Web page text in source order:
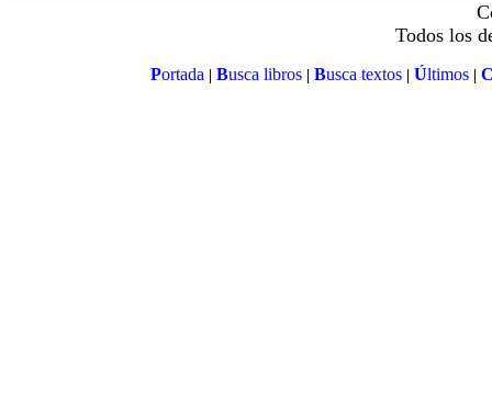
Todos los
Portada| Busca libros| Busca textos| Últimos|